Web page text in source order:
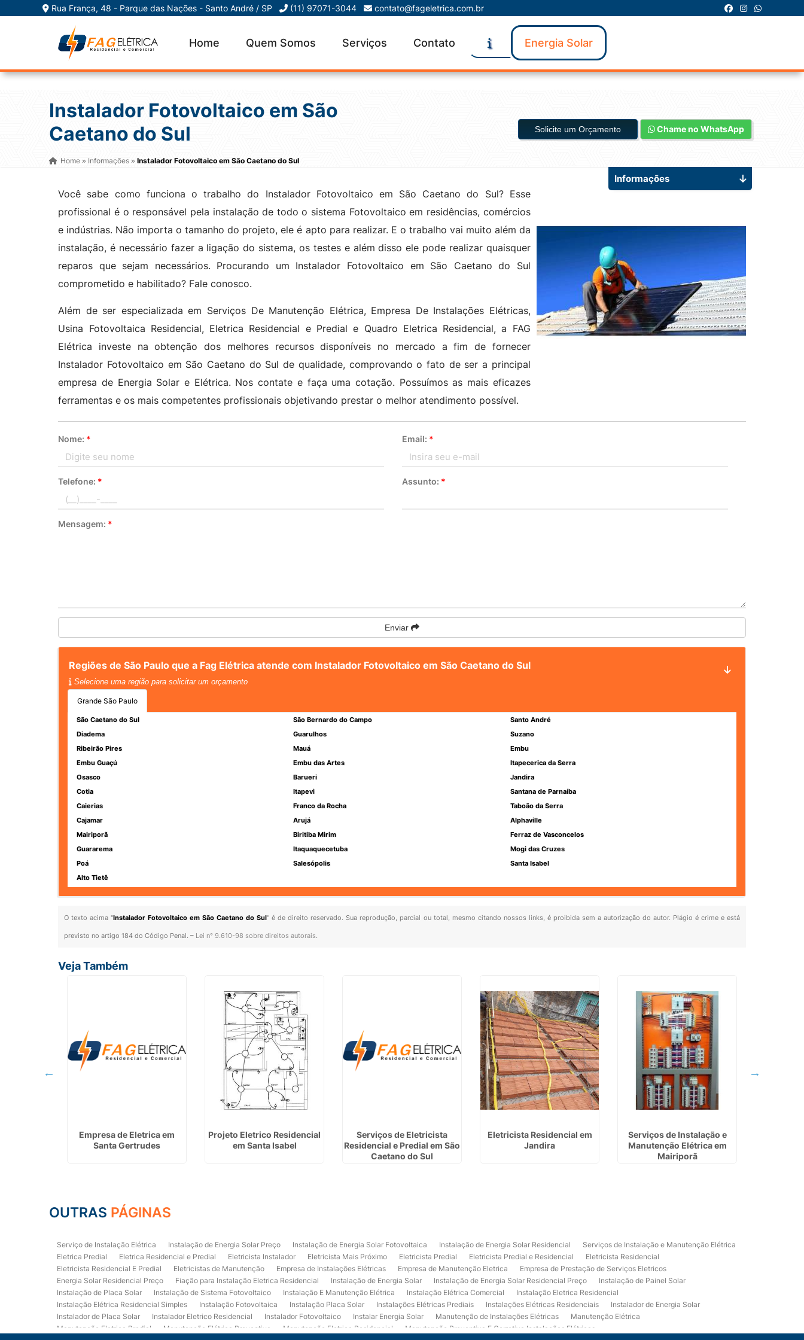
Rua França, 48 - Parque das Nações - Santo André / SP (11) 97071-3044 contato@fageletrica.com.br
Home Quem Somos Serviços Contato Energia Solar
Instalador Fotovoltaico em São
Caetano do Sul
Home » Informações » Instalador Fotovoltaico em São Caetano do Sul
Solicite um Orçamento Chame no WhatsApp
Você sabe como funciona o trabalho do Instalador Fotovoltaico em São Caetano do Sul? Esse
profissional é o responsável pela instalação de todo o sistema Fotovoltaico em residências, comércios
e indústrias. Não importa o tamanho do projeto, ele é apto para realizar. E o trabalho vai muito além da
instalação, é necessário fazer a ligação do sistema, os testes e além disso ele pode realizar quaisquer
reparos que sejam necessários. Procurando um Instalador Fotovoltaico em São Caetano do Sul
comprometido e habilitado? Fale conosco.
Além de ser especializada em Serviços De Manutenção Elétrica, Empresa De Instalações Elétricas,
Usina Fotovoltaica Residencial, Eletrica Residencial e Predial e Quadro Eletrica Residencial, a FAG
Elétrica investe na obtenção dos melhores recursos disponíveis no mercado a fim de fornecer
Instalador Fotovoltaico em São Caetano do Sul de qualidade, comprovando o fato de ser a principal
empresa de Energia Solar e Elétrica. Nos contate e faça uma cotação. Possuímos as mais eficazes
ferramentas e os mais competentes profissionais objetivando prestar o melhor atendimento possível.
Nome: * Email: *
Telefone: * Assunto: *
Mensagem: *
Enviar
Regiões de São Paulo que a Fag Elétrica atende com Instalador Fotovoltaico em São Caetano do Sul
Selecione uma região para solicitar um orçamento
Grande São Paulo
São Caetano do Sul São Bernardo do Campo
Santo André
Diadema
Guarulhos
Suzano
Ribeirão Pires
Mauá
Embu
Embu Guaçú
Embu das Artes
Itapecerica da Serra
Osasco
Barueri
Jandira
Cotia
Itapevi
Santana de Parnaíba
Caierias
Franco da Rocha
Taboão da Serra
Cajamar
Arujá
Alphaville
Mairiporã
Biritiba Mirim
Ferraz de Vasconcelos
Guararema
Itaquaquecetuba
Mogi das Cruzes
Poá
Salesópolis
Santa Isabel
Alto Tietê
O texto acima "Instalador Fotovoltaico em São Caetano do Sul" é de direito reservado. Sua reprodução, parcial ou total, mesmo citando nossos links, é proibida sem a autorização do autor. Plágio é crime e está
previsto no artigo 184 do Código Penal. – Lei n° 9.610-98 sobre direitos autorais.
Informações
Veja Também
Empresa de Eletrica em
Santa Gertrudes
Projeto Eletrico Residencial
em Santa Isabel
Serviços de Eletricista
Residencial e Predial em São
Caetano do Sul
Eletricista Residencial em
Jandira
Serviços de Instalação e
Manutenção Elétrica em
Mairiporã
OUTRAS PÁGINAS
Serviço de Instalação Elétrica Instalação de Energia Solar Preço Instalação de Energia Solar Fotovoltaica Instalação de Energia Solar Residencial
Serviços de Instalação e Manutenção Elétrica
Eletrica Predial
Eletrica Residencial e Predial Eletricista Instalador Eletricista Mais Próximo Eletricista Predial Eletricista Predial e Residencial
Eletricista Residencial
Eletricista Residencial E Predial
Eletricistas de Manutenção Empresa de Instalações Elétricas Empresa de Manutenção Eletrica
Empresa de Prestação de Serviços Eletricos
Energia Solar Residencial Preço
Fiação para Instalação Eletrica Residencial Instalação de Energia Solar Instalação de Energia Solar Residencial Preço
Instalação de Painel Solar
Instalação de Placa Solar
Instalação de Sistema Fotovoltaico Instalação E Manutenção Elétrica Instalação Elétrica Comercial
Instalação Eletrica Residencial
Instalação Elétrica Residencial Simples
Instalação Fotovoltaica Instalação Placa Solar Instalações Elétricas Prediais Instalações Elétricas Residenciais
Instalador de Energia Solar
Instalador de Placa Solar
Instalador Eletrico Residencial Instalador Fotovoltaico Instalar Energia Solar Manutenção de Instalações Elétricas
Manutenção Elétrica
Manutenção Eletrica Predial
Manutenção Elétrica Preventiva Manutenção Eletrica Residencial
Manutenção Preventiva E Corretiva Instalações Elétricas